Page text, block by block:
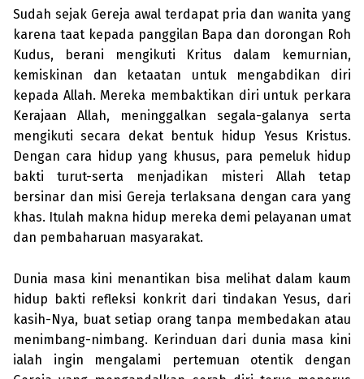
Sudah sejak Gereja awal terdapat pria dan wanita yang
karena taat kepada panggilan Bapa dan dorongan Roh
Kudus, berani mengikuti Kritus dalam kemurnian,
kemiskinan dan ketaatan untuk mengabdikan diri
kepada Allah. Mereka membaktikan diri untuk perkara
Kerajaan Allah, meninggalkan segala-galanya serta
mengikuti secara dekat bentuk hidup Yesus Kristus.
Dengan cara hidup yang khusus, para pemeluk hidup
bakti turut-serta menjadikan misteri Allah tetap
bersinar dan misi Gereja terlaksana dengan cara yang
khas. Itulah makna hidup mereka demi pelayanan umat
dan pembaharuan masyarakat.
Dunia masa kini menantikan bisa melihat dalam kaum
hidup bakti refleksi konkrit dari tindakan Yesus, dari
kasih-Nya, buat setiap orang tanpa membedakan atau
menimbang-nimbang. Kerinduan dari dunia masa kini
ialah ingin mengalami pertemuan otentik dengan